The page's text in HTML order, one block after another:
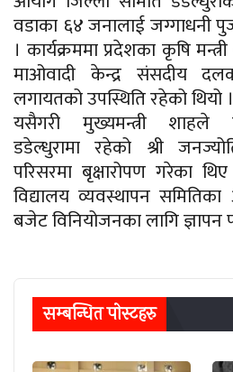
वडाका ६४ जनालाई जग्गाधनी
। कार्यक्रममा प्रदेशका कृषि
माओवादी केन्द्र संसदीय
लगायतको उपस्थिति रहेको थियो ।
यसैगरी मुख्यमन्त्री शाहले
डडेल्धुरामा रहेको श्री
परिसरमा बृक्षारोपण गरेका
विद्यालय व्यवस्थापन
बजेट विनियोजनका लागि ज्ञापन
सम्बन्धित पाेस्टहरु